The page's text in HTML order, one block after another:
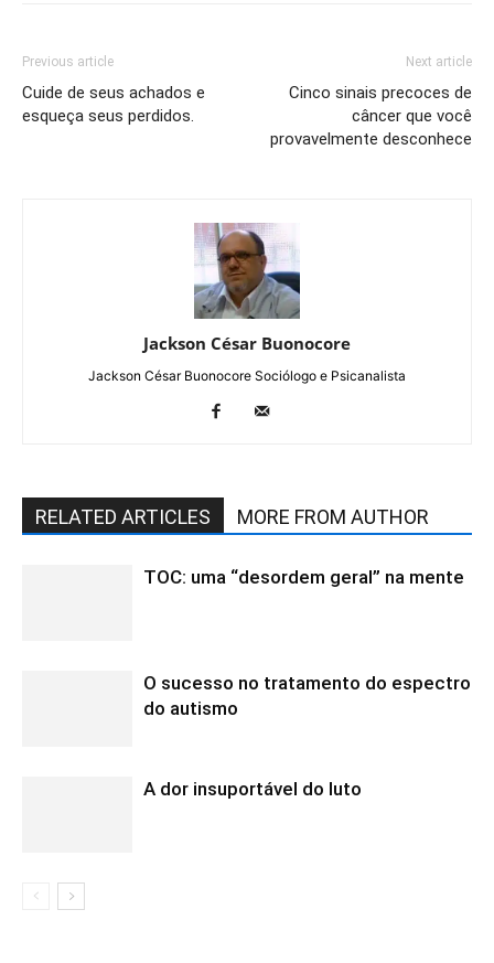
Previous article
Cuide de seus achados e
esqueça seus perdidos.
Next article
Cinco sinais precoces de
câncer que você
provavelmente desconhece
Jackson César Buonocore
Jackson César Buonocore Sociólogo e Psicanalista
RELATED ARTICLES MORE FROM AUTHOR
TOC: uma “desordem geral” na mente
O sucesso no tratamento do espectro
do autismo
A dor insuportável do luto